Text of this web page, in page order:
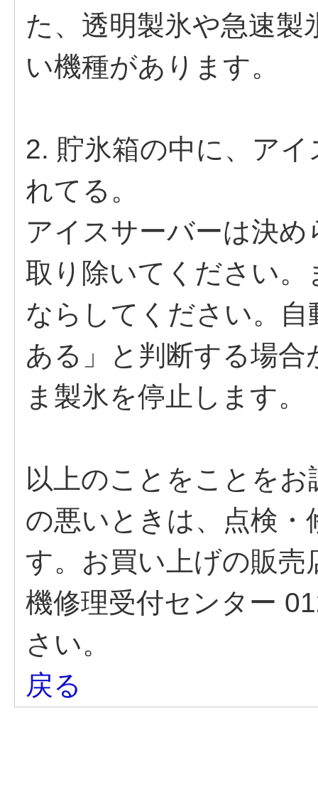
た、透明製氷や急速
い機種があります。
2. 貯氷箱の中に、ア
れてる。
アイスサーバーは決
取り除いてください
ならしてください。
ある」と判断する場
ま製氷を停止します。
以上のことをことを
の悪いときは、点検
す。お買い上げの販売
機修理受付センター
さい。
戻る